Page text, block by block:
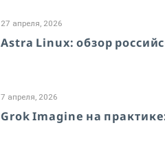
27 апреля, 2026
Astra Linux: обзор
7 апреля, 2026
Grok Imagine на